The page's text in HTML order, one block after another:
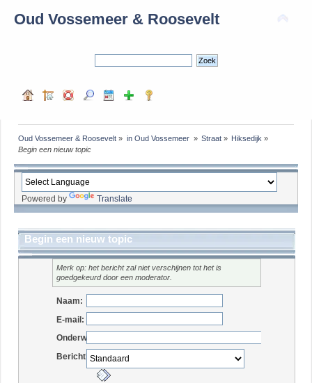
Oud Vossemeer & Roosevelt
Oud Vossemeer & Roosevelt » in Oud Vossemeer » Straat» Hiksedijk »
Begin een nieuw topic
Powered by Translate
Begin een nieuw topic
Merk op: het bericht zal niet verschijnen tot het is
goedgekeurd door een moderator.
Naam:
E-mail:
Onderwerp:
Berichticoon: